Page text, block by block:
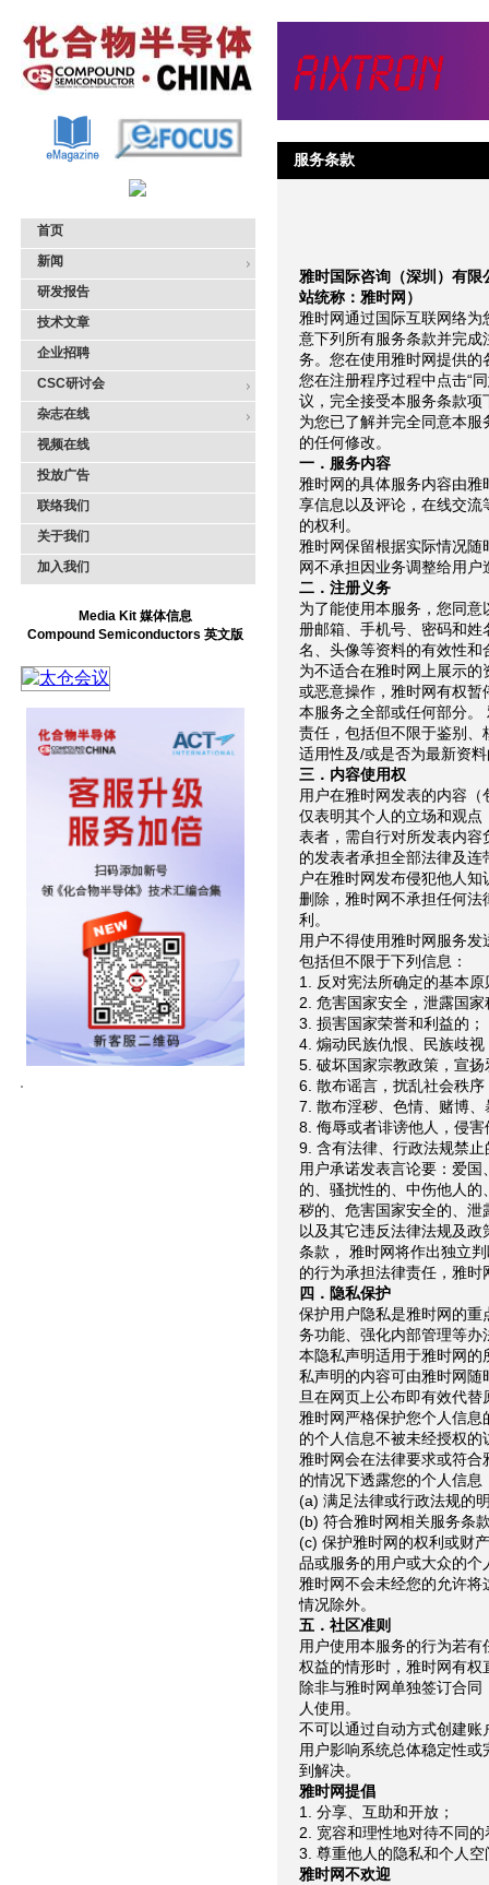
首页
新闻
研发报告
技术文章
企业招聘
CSC研讨会
杂志在线
视频在线
投放广告
联络我们
关于我们
加入我们
Media Kit 媒体信息
Compound Semiconductors 英文版
服务条款
雅时国际咨询（深圳）有
站统称：雅时网）
雅时网通过国际互联网络
意下列所有服务条款并完
务。您在使用雅时网提供
您在注册程序过程中点击“
议，完全接受本服务条款
为您已了解并完全同意本
的任何修改。
一．服务内容
雅时网的具体服务内容由
享信息以及评论，在线交
的权利。
雅时网保留根据实际情况
网不承担因业务调整给用户
二．注册义务
为了能使用本服务，您同
册邮箱、手机号、密码和
名、头像等资料的有效性
为不适合在雅时网上展示
或恶意操作，雅时网有权
本服务之全部或任何部分
责任，包括但不限于鉴别
适用性及/或是否为最新资
三．内容使用权
用户在雅时网发表的内容
仅表明其个人的立场和观
表者，需自行对所发表内
的发表者承担全部法律及
户在雅时网发布侵犯他人
删除，雅时网不承担任何
利。
用户不得使用雅时网服务
包括但不限于下列信息：
1. 反对宪法所确定的基本原
2. 危害国家安全，泄露国
3. 损害国家荣誉和利益的；
4. 煽动民族仇恨、民族歧
5. 破坏国家宗教政策，宣
6. 散布谣言，扰乱社会秩
7. 散布淫秽、色情、赌博
8. 侮辱或者诽谤他人，侵
9. 含有法律、行政法规禁
用户承诺发表言论要：爱
的、骚扰性的、中伤他人
秽的、危害国家安全的、
以及其它违反法律法规及
条款， 雅时网将作出独立
的行为承担法律责任，雅
四．隐私保护
保护用户隐私是雅时网的
务功能、强化内部管理等
本隐私声明适用于雅时网
私声明的内容可由雅时网
旦在网页上公布即有效代
雅时网严格保护您个人信
的个人信息不被未经授权的
雅时网会在法律要求或符
的情况下透露您的个人信
(a) 满足法律或行政法规的
(b) 符合雅时网相关服务条
(c) 保护雅时网的权利或财
品或服务的用户或大众的个
雅时网不会未经您的允许
情况除外。
五．社区准则
用户使用本服务的行为若
权益的情形时，雅时网有
除非与雅时网单独签订合
人使用。
不可以通过自动方式创建
用户影响系统总体稳定性
到解决。
雅时网提倡
1. 分享、互助和开放；
2. 宽容和理性地对待不同
3. 尊重他人的隐私和个人空
雅时网不欢迎